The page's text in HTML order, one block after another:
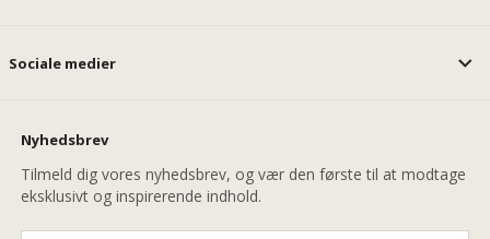
Sociale medier
Nyhedsbrev
Tilmeld dig vores nyhedsbrev, og vær den første til at modtage
eksklusivt og inspirerende indhold.